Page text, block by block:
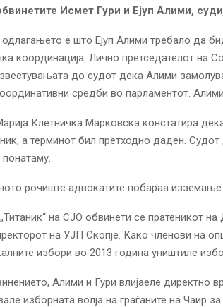
Исмет Гури и Ејуп Алими,
е што Ејуп Алими требало да
координација. Лично претседателот на
до судот дека Алими
средби во парламентот.
Клетничка Марковска констатира
а терминот бил претходно даден.
рочиште адвокатите побараа изземање
на СЈО обвинети се пратеникот
на УЈП Скопје. Како членови на
избори во 2013 година уништиле
Алими и Гури влијаеле директно
изборната волја на граѓаните на Чаир